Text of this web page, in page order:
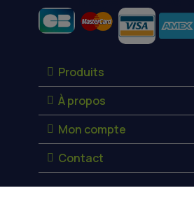
Produits
À propos
Mon compte
Contact